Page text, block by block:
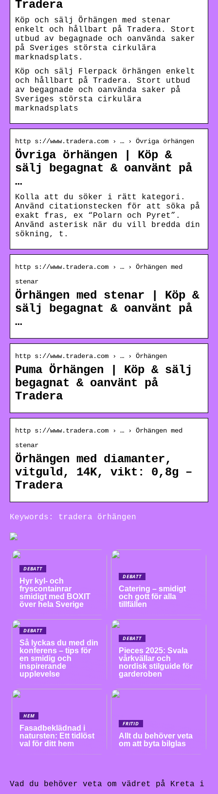
Tradera
Köp och sälj Örhängen med stenar
enkelt och hållbart på Tradera. Stort
utbud av begagnade och oanvända saker
på Sveriges största cirkulära
marknadsplats.
Köp och sälj Flerpack örhängen enkelt
och hållbart på Tradera. Stort utbud
av begagnade och oanvända saker på
Sveriges största cirkulära
marknadsplats
http s://www.tradera.com › … › Övriga örhängen
Övriga örhängen | Köp &
sälj begagnat & oanvänt på
…
Kolla att du söker i rätt kategori.
Använd citationstecken för att söka på
exakt fras, ex “Polarn och Pyret”.
Använd asterisk när du vill bredda din
sökning, t.
http s://www.tradera.com › … › Örhängen med
stenar
Örhängen med stenar | Köp &
sälj begagnat & oanvänt på
…
http s://www.tradera.com › … › Örhängen
Puma Örhängen | Köp & sälj
begagnat & oanvänt på
Tradera
http s://www.tradera.com › … › Örhängen med
stenar
Örhängen med diamanter,
vitguld, 14K, vikt: 0,8g –
Tradera
Keywords: tradera örhängen
DEBATT
Hyr kyl- och
fryscontainrar
smidigt med BOXIT
över hela Sverige
DEBATT
Catering – smidigt
och gott för alla
tillfällen
DEBATT
Så lyckas du med din
konferens – tips för
en smidig och
inspirerande
upplevelse
DEBATT
Pieces 2025: Svala
vårkvällar och
nordisk stilguide för
garderoben
HEM
Fasadbeklädnad i
natursten: Ett tidlöst
val för ditt hem
FRITID
Allt du behöver veta
om att byta bilglas
Vad du behöver veta om vädret på Kreta i